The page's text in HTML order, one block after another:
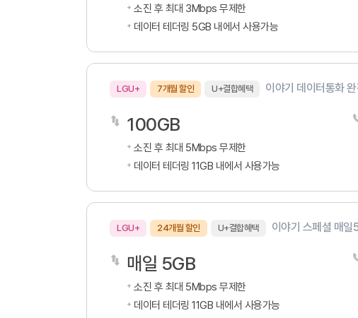
소진 후 최대 3Mbps 무제한
데이터 테더링 5GB 내에서 사용가능
LGU+ 7개월 할인 U+결합혜택 이야기 데이터통화
100GB
소진 후 최대 5Mbps 무제한
데이터 테더링 11GB 내에서 사용가능
LGU+ 24개월 할인 U+결합혜택 이야기 스페셜 매
매일 5GB
소진 후 최대 5Mbps 무제한
데이터 테더링 11GB 내에서 사용가능